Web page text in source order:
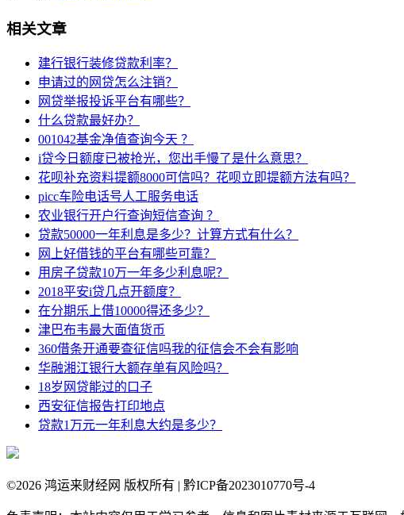
相关文章
建行银行装修贷款利率？
申请过的网贷怎么注销？
网贷举报投诉平台有哪些？
什么贷款最好办？
001042基金净值查询今天 ？
i贷今日额度已被抢光，您出手慢了是什么意思？
花呗补充资料提额8000可信吗？花呗立即提额方法有吗？
picc车险电话号人工服务电话
农业银行开户行查询短信查询 ？
贷款50000一年利息是多少？计算方式有什么？
网上好借钱的平台有哪些可靠？
用房子贷款10万一年多少利息呢？
2018平安i贷几点开额度？
在分期乐上借10000得还多少？
津巴布韦最大面值货币
360借条开通要查征信吗我的征信会不会有影响
华融湘江银行大额存单有风险吗？
18岁网贷能过的口子
西安征信报告打印地点
贷款1万元一年利息大约是多少？
©2026 鸿运来财经网 版权所有 | 黔ICP备2023010770号-4